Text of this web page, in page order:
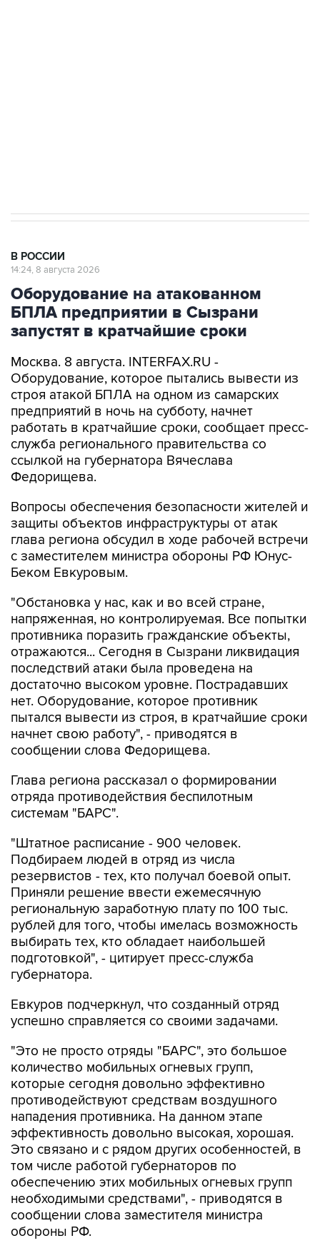
В РОССИИ
14:24, 8 августа 2026
Оборудование на атакованном
БПЛА предприятии в Сызрани
запустят в кратчайшие сроки
Москва. 8 августа. INTERFAX.RU -
Оборудование, которое пытались вывести из
строя атакой БПЛА на одном из самарских
предприятий в ночь на субботу, начнет
работать в кратчайшие сроки, сообщает пресс-
служба регионального правительства со
ссылкой на губернатора Вячеслава
Федорищева.
Вопросы обеспечения безопасности жителей и
защиты объектов инфраструктуры от атак
глава региона обсудил в ходе рабочей встречи
с заместителем министра обороны РФ Юнус-
Беком Евкуровым.
"Обстановка у нас, как и во всей стране,
напряженная, но контролируемая. Все попытки
противника поразить гражданские объекты,
отражаются... Сегодня в Сызрани ликвидация
последствий атаки была проведена на
достаточно высоком уровне. Пострадавших
нет. Оборудование, которое противник
пытался вывести из строя, в кратчайшие сроки
начнет свою работу", - приводятся в
сообщении слова Федорищева.
Глава региона рассказал о формировании
отряда противодействия беспилотным
системам "БАРС".
"Штатное расписание - 900 человек.
Подбираем людей в отряд из числа
резервистов - тех, кто получал боевой опыт.
Приняли решение ввести ежемесячную
региональную заработную плату по 100 тыс.
рублей для того, чтобы имелась возможность
выбирать тех, кто обладает наибольшей
подготовкой", - цитирует пресс-служба
губернатора.
Евкуров подчеркнул, что созданный отряд
успешно справляется со своими задачами.
"Это не просто отряды "БАРС", это большое
количество мобильных огневых групп,
которые сегодня довольно эффективно
противодействуют средствам воздушного
нападения противника. На данном этапе
эффективность довольно высокая, хорошая.
Это связано и с рядом других особенностей, в
том числе работой губернаторов по
обеспечению этих мобильных огневых групп
необходимыми средствами", - приводятся в
сообщении слова заместителя министра
обороны РФ.